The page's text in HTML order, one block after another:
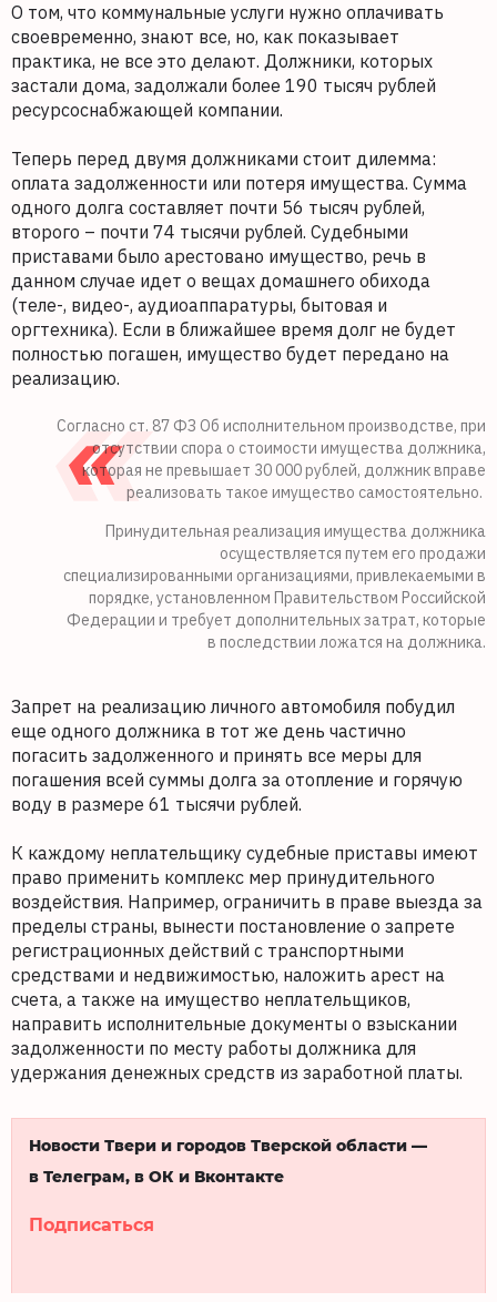
О том, что коммунальные услуги нужно оплачивать
своевременно, знают все, но, как показывает
практика, не все это делают. Должники, которых
застали дома, задолжали более 190 тысяч рублей
ресурсоснабжающей компании.
Теперь перед двумя должниками стоит дилемма:
оплата задолженности или потеря имущества. Сумма
одного долга составляет почти 56 тысяч рублей,
второго – почти 74 тысячи рублей. Судебными
приставами было арестовано имущество, речь в
данном случае идет о вещах домашнего обихода
(теле-, видео-, аудиоаппаратуры, бытовая и
оргтехника). Если в ближайшее время долг не будет
полностью погашен, имущество будет передано на
реализацию.
Согласно ст. 87 ФЗ Об исполнительном производстве, при
отсутствии спора о стоимости имущества должника,
которая не превышает 30 000 рублей, должник вправе
реализовать такое имущество самостоятельно.
Принудительная реализация имущества должника
осуществляется путем его продажи
специализированными организациями, привлекаемыми в
порядке, установленном Правительством Российской
Федерации и требует дополнительных затрат, которые
в последствии ложатся на должника.
Запрет на реализацию личного автомобиля побудил
еще одного должника в тот же день частично
погасить задолженного и принять все меры для
погашения всей суммы долга за отопление и горячую
воду в размере 61 тысячи рублей.
К каждому неплательщику судебные приставы имеют
право применить комплекс мер принудительного
воздействия. Например, ограничить в праве выезда за
пределы страны, вынести постановление о запрете
регистрационных действий с транспортными
средствами и недвижимостью, наложить арест на
счета, а также на имущество неплательщиков,
направить исполнительные документы о взыскании
задолженности по месту работы должника для
удержания денежных средств из заработной платы.
Новости Твери и городов Тверской области —
в Телеграм, в ОК и Вконтакте
Подписаться